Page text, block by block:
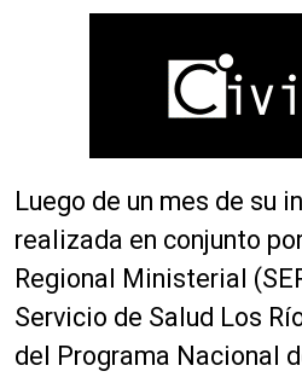
Luego de un mes de su
realizada en conjunto
Regional Ministerial
Servicio de Salud Los
del Programa Nacional